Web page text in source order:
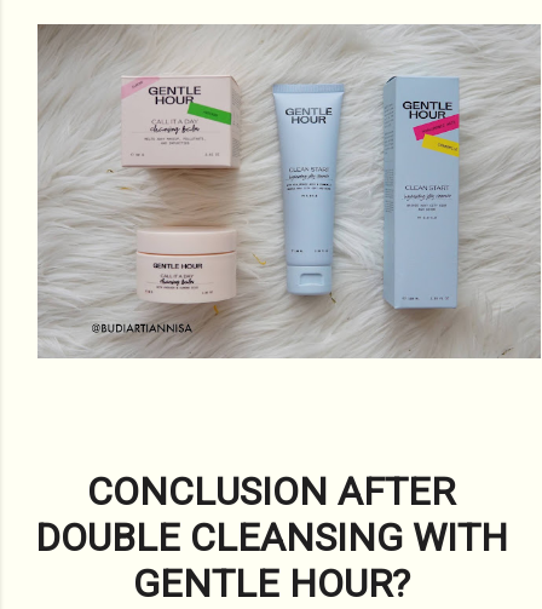
CONCLUSION AFTER
DOUBLE CLEANSING WITH
GENTLE HOUR?